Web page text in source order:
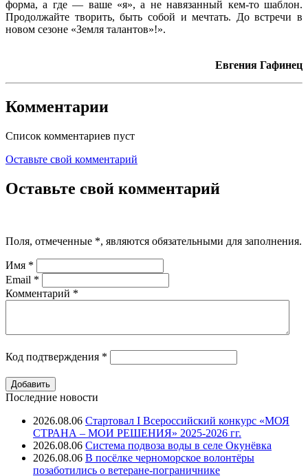
форма, а где — ваше «я», а не навязанный кем-то шаблон.
Продолжайте творить, быть собой и мечтать. До встречи в
новом сезоне «Земля талантов»!».
Евгения Гафинец
Комментарии
Список комментариев пуст
Оставьте свой комментарий
Оставьте свой комментарий
Поля, отмеченные *, являются обязательными для заполнения.
Имя *
Email *
Комментарий *
Код подтверждения *
Последние новости
2026.08.06 Стартовал I Всероссийский конкурс «МОЯ
СТРАНА – МОИ РЕШЕНИЯ» 2025-2026 гг.
2026.08.06 Система подвоза воды в селе Окунёвка
2026.08.06 В посёлке черноморское волонтёры
позаботились о ветеране-пограничнике